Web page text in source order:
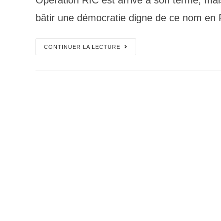
bâtir une démocratie digne de ce nom
CONTINUER LA LECTURE